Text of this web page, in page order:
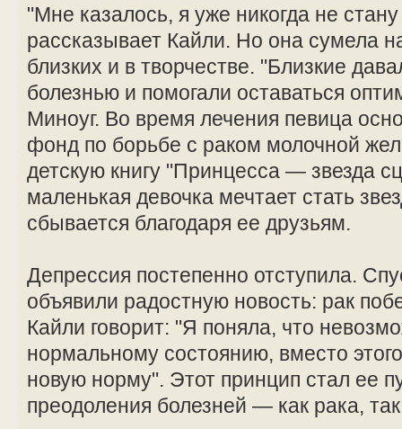
"Мне казалось, я уже никогда не
рассказывает Кайли. Но она сумела
близких и в творчестве. "Близкие
болезнью и помогали оставаться
Миноуг. Во время лечения певица
фонд по борьбе с раком молочной
детскую книгу "Принцесса — звезда
маленькая девочка мечтает стать
сбывается благодаря ее друзьям.
Депрессия постепенно отступила.
объявили радостную новость: рак
Кайли говорит: "Я поняла, что
нормальному состоянию, вместо
новую норму". Этот принцип стал ее
преодоления болезней — как рака,